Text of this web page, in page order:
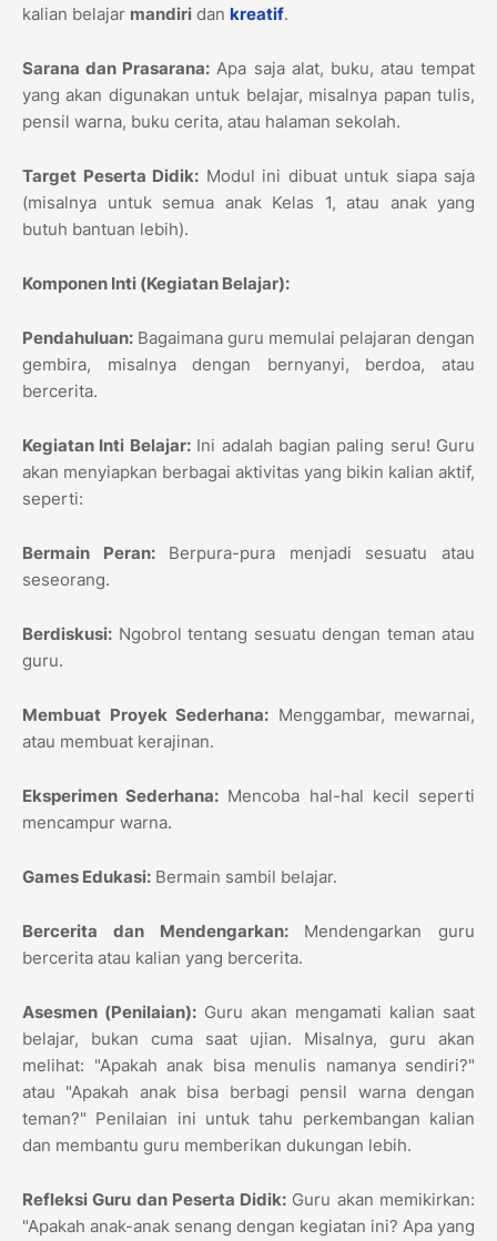
kalian belajar mandiri dan kreatif.
Sarana dan Prasarana: Apa saja alat, buku, atau tempat
yang akan digunakan untuk belajar, misalnya papan tulis,
pensil warna, buku cerita, atau halaman sekolah.
Target Peserta Didik: Modul ini dibuat untuk siapa saja
(misalnya untuk semua anak Kelas 1, atau anak yang
butuh bantuan lebih).
Komponen Inti (Kegiatan Belajar):
Pendahuluan: Bagaimana guru memulai pelajaran dengan
gembira, misalnya dengan bernyanyi, berdoa, atau
bercerita.
Kegiatan Inti Belajar:Ini adalah bagian paling seru! Guru
akan menyiapkan berbagai aktivitas yang bikin kalian aktif,
seperti:
Bermain Peran:Berpura-pura menjadi sesuatu atau
seseorang.
Berdiskusi: Ngobrol tentang sesuatu dengan teman atau
guru.
Membuat Proyek Sederhana: Menggambar, mewarnai,
atau membuat kerajinan.
Eksperimen Sederhana: Mencoba hal-hal kecil seperti
mencampur warna.
Games Edukasi: Bermain sambil belajar.
Bercerita dan Mendengarkan:Mendengarkan guru
bercerita atau kalian yang bercerita.
Asesmen (Penilaian): Guru akan mengamati kalian saat
belajar, bukan cuma saat ujian. Misalnya, guru akan
melihat: "Apakah anak bisa menulis namanya sendiri?"
atau "Apakah anak bisa berbagi pensil warna dengan
teman?" Penilaian ini untuk tahu perkembangan kalian
dan membantu guru memberikan dukungan lebih.
Refleksi Guru dan Peserta Didik: Guru akan memikirkan:
"Apakah anak-anak senang dengan kegiatan ini? Apa yang